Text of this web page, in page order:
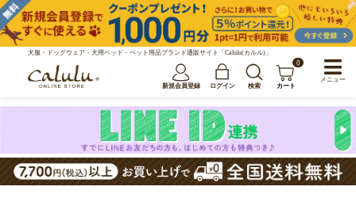
犬服・ドッグウェア・犬用ベッド・ペット用品ブランド通販サイト「Calulu(カルル)」
新規会員登録 ログイン 検索
0
カート
メニュー